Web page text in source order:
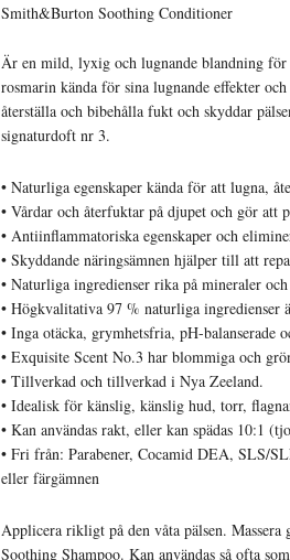
Smith&Burton Soothing Conditioner
Är en mild, lyxig och lugnande blandning för
rosmarin kända för sina lugnande effekter
återställa och bibehålla fukt och skyddar
signaturdoft nr 3.
• Naturliga egenskaper kända för att lugna,
• Vårdar och återfuktar på djupet och gör att
• Antiinflammatoriska egenskaper och
• Skyddande näringsämnen hjälper till att
• Naturliga ingredienser rika på mineraler
• Högkvalitativa 97 % naturliga
• Inga otäcka, grymhetsfria, pH-balanserade
• Exquisite Scent No.3 har blommiga och
• Tillverkad och tillverkad i Nya Zeeland.
• Idealisk för känslig, känslig hud, torr,
• Kan användas rakt, eller kan spädas 10:1
• Fri från: Parabener, Cocamid DEA, SLS/
eller färgämnen
Applicera rikligt på den våta pälsen.
Soothing Shampoo. Kan användas så ofta